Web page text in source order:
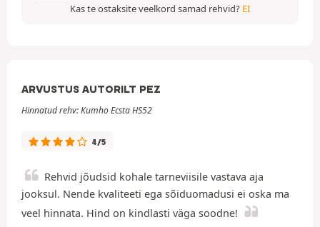
Kas te ostaksite veelkord samad rehvid? EI
ARVUSTUS AUTORILT PEZ
Hinnatud rehv: Kumho Ecsta HS52
4/5
Rehvid jõudsid kohale tarneviisile vastava aja
jooksul. Nende kvaliteeti ega sõiduomadusi ei oska ma
veel hinnata. Hind on kindlasti väga soodne!